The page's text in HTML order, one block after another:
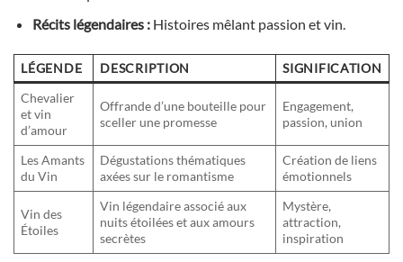
Récits légendaires :Histoires mêlant passion et vin.
LÉGENDE DESCRIPTION
SIGNIFICATION
Chevalier
et vin
d’amour
Offrande d’une bouteille pour
sceller une promesse
Engagement,
passion, union
Les Amants
du Vin
Dégustations thématiques
axées sur le romantisme
Création de liens
émotionnels
Vin des
Étoiles
Vin légendaire associé aux
nuits étoilées et aux amours
secrètes
Mystère,
attraction,
inspiration